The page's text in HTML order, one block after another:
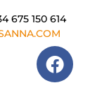
675 150 614